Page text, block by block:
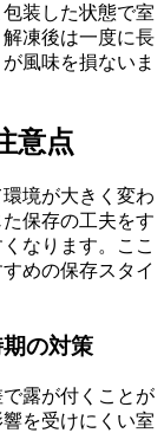
装した状態で室
凍後は一度に長
風味を損ないま
意点
境が大きく変わ
保存の工夫をす
なります。ここ
めの保存スタイ
の対策
露が付くことが
を受けにくい室